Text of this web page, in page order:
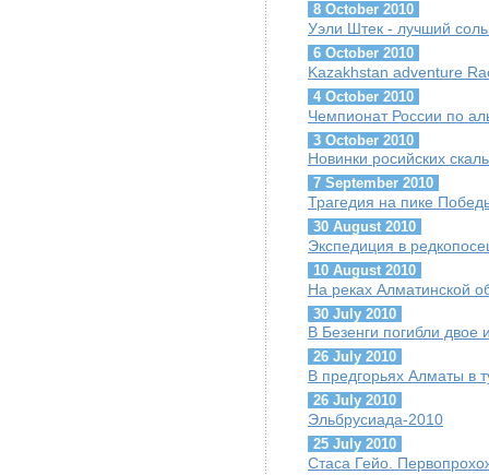
8 October 2010
Уэли Штек - лучший
6 October 2010
Kazakhstan adventure
4 October 2010
Чемпионат России по
3 October 2010
Новинки росийских
7 September 2010
Трагедия на пике
30 August 2010
Экспедиция в
10 August 2010
На реках Алматинской
30 July 2010
В Безенги погибли двое
26 July 2010
В предгорьях Алматы в
26 July 2010
Эльбрусиада-2010
25 July 2010
Стаса Гейо.